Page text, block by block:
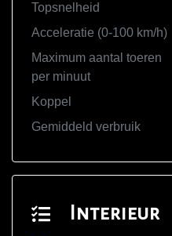
Topsnelheid
Acceleratie (0-100 km/h)
Maximum aantal toeren
per minuut
Koppel
Gemiddeld verbruik
Interieur